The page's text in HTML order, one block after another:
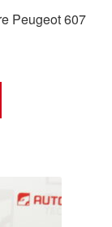
Peugeot 607